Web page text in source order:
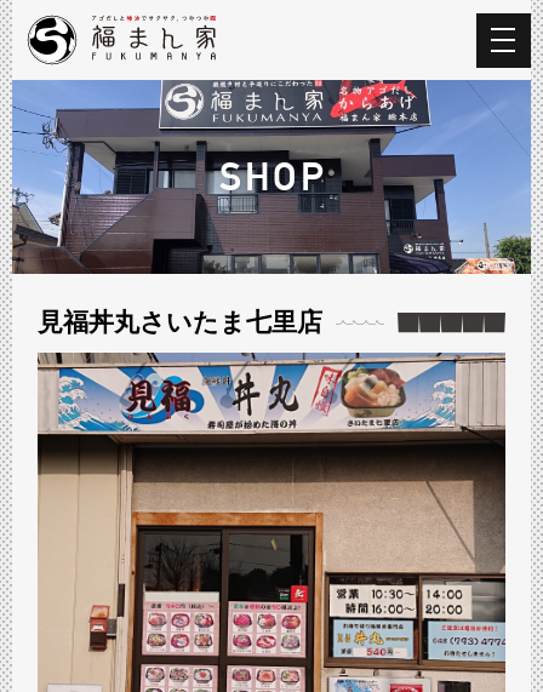
SHOP
見福丼丸さいたま七里店